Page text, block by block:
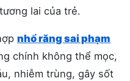
lai của trẻ.
nhổ răng sai phạm
chính không thể mọc,
nhiễm trùng, gây sốt